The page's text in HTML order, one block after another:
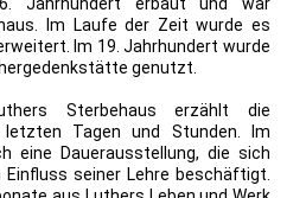
Im Laufe der Zeit wurde es
Im 19. Jahrhundert wurde
genutzt.
Sterbehaus erzählt die
Tagen und Stunden. Im
eine Dauerausstellung, die sich
seiner Lehre beschäftigt.